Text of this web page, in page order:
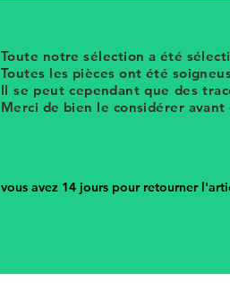
Toute notre sélection a été
Toutes les pièces ont été
Il se peut cependant que des
Merci de bien le considérer avant
vous avez 14 jours pour retourner